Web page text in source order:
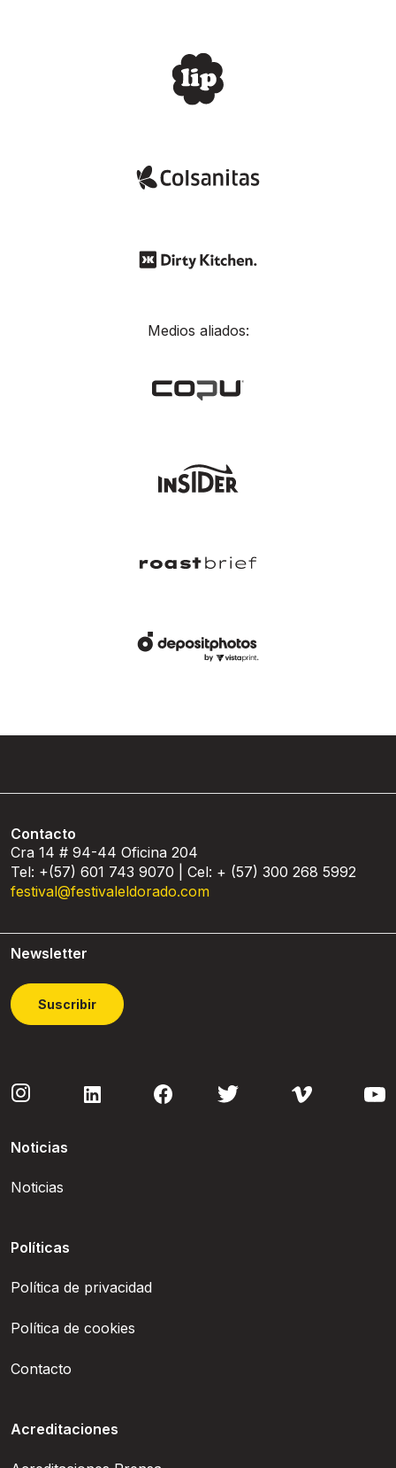
Medios aliados:
Contacto
Cra 14 # 94-44 Oficina 204
Tel: +(57) 601 743 9070 | Cel: + (57) 300 268 5992
festival@festivaleldorado.com
Newsletter
Suscribir
Noticias
Noticias
Políticas
Política de privacidad
Política de cookies
Contacto
Acreditaciones